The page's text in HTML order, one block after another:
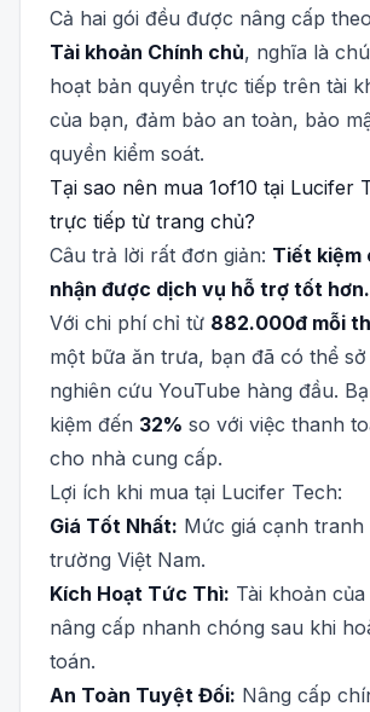
Cả hai gói đều được nâng cấp
Tài khoản Chính chủ, nghĩa là
hoạt bản quyền trực tiếp trên tài
của bạn, đảm bảo an toàn, bảo
quyền kiểm soát.
Tại sao nên mua 1of10 tại Lucifer
trực tiếp từ trang chủ?
Câu trả lời rất đơn giản: Tiết kiệm
nhận được dịch vụ hỗ trợ tốt hơn.
Với chi phí chỉ từ 882.000đ mỗi
một bữa ăn trưa, bạn đã có thể
nghiên cứu YouTube hàng đầu.
kiệm đến 32% so với việc thanh
cho nhà cung cấp.
Lợi ích khi mua tại Lucifer Tech:
Giá Tốt Nhất: Mức giá cạnh
trường Việt Nam.
Kích Hoạt Tức Thì: Tài khoản
nâng cấp nhanh chóng sau khi
toán.
An Toàn Tuyệt Đối: Nâng cấp